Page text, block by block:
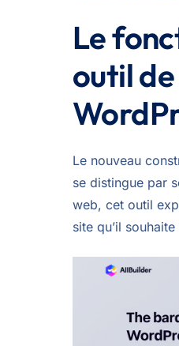
Le
outil
Le nouveau
se distingue par
web, cet outil
site qu’il